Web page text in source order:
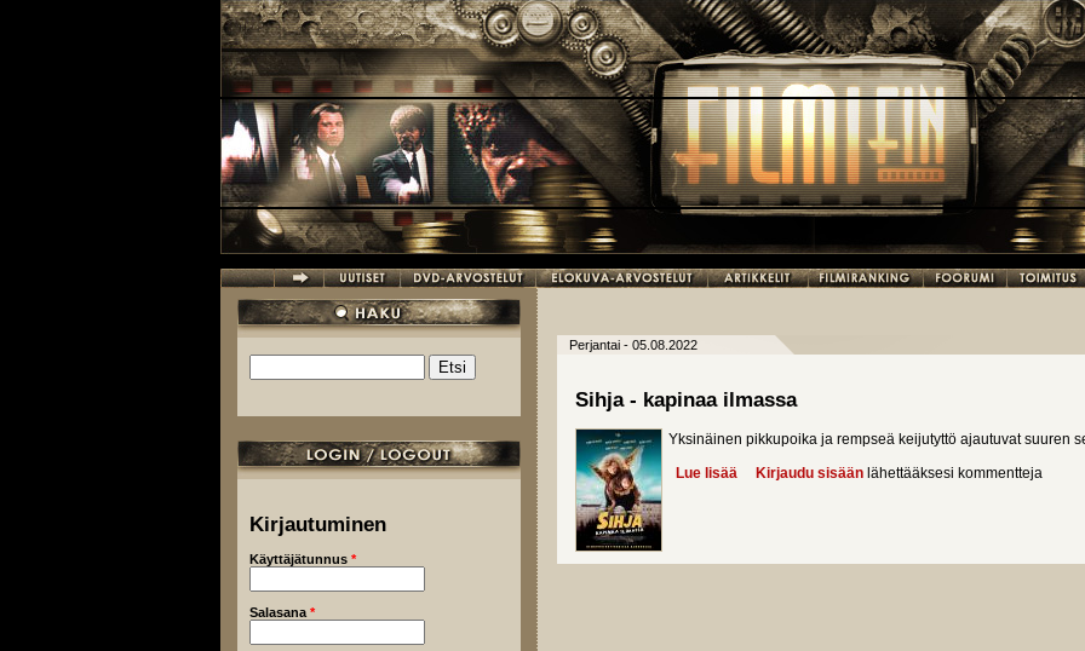
Hakulomake
Kirjautuminen
Käyttäjätunnus *
Salasana *
Perjantai - 05.08.2022
Sihja - kapinaa ilmassa
Yksinäinen pikkupoika ja rempseä keijutyttö ajautuvat suuren
Lue lisää about Sihja - kapinaa ilmassa
Kirjaudu sisään lähettääksesi kommentteja